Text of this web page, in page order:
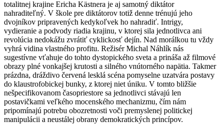
totalitnej krajine Ericha Kästnera je aj samotný diktátor
nahraditeľný. V škole pre diktátorov totiž denne trénujú jeho
dvojníkov pripravených kedykoľvek ho nahradiť. Intrigy,
vydieranie a podvody riadia krajinu, v ktorej sila jednotlivca ani
revolúcia nedokážu zvrátiť cyklickosť dejín. Nad morálkou tu vždy
vyhrá vidina vlastného profitu. Režisér Michal Náhlík nás
sugestívne vťahuje do tohto dystopického sveta a prináša až filmové
obrazy plné vonkajšej krutosti a silného vnútorného napätia. Takmer
prázdna, dráždivo červená lesklá scéna pomyselne uzatvára postavy
do klaustrofobickej bunky, z ktorej niet úniku. V tomto bližšie
nešpecifikovanom časopriestore sa jednotlivci stávajú len
postavičkami veľkého mocenského mechanizmu, čím nám
pripomínajú potrebu obozretnosti voči premyslenej politickej
manipulácii a neustálej obrany demokratických princípov.